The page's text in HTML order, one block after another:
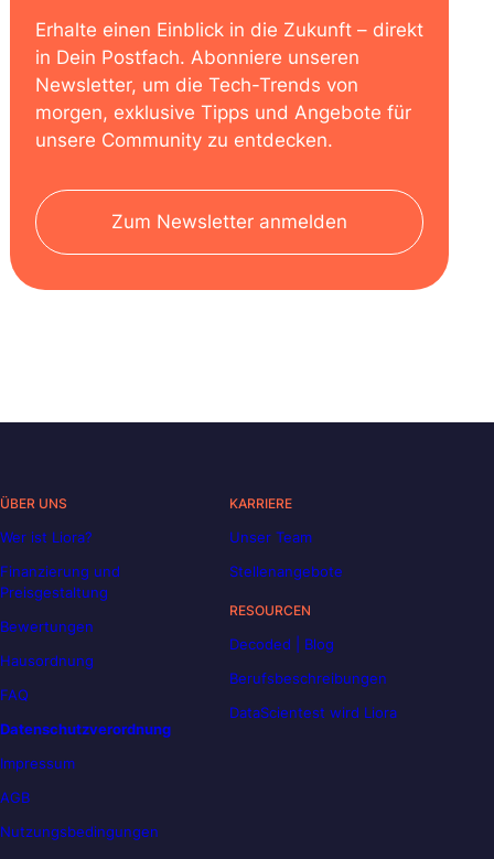
Erhalte einen Einblick in die Zukunft – direkt
in Dein Postfach. Abonniere unseren
Newsletter, um die Tech-Trends von
morgen, exklusive Tipps und Angebote für
unsere Community zu entdecken.
Zum Newsletter anmelden
ÜBER UNS
Wer ist Liora?
Finanzierung und
Preisgestaltung
Bewertungen
Hausordnung
FAQ
Datenschutzverordnung
Impressum
AGB
Nutzungsbedingungen
KARRIERE
Unser Team
Stellenangebote
RESOURCEN
Decoded | Blog
Berufsbeschreibungen
DataScientest wird Liora